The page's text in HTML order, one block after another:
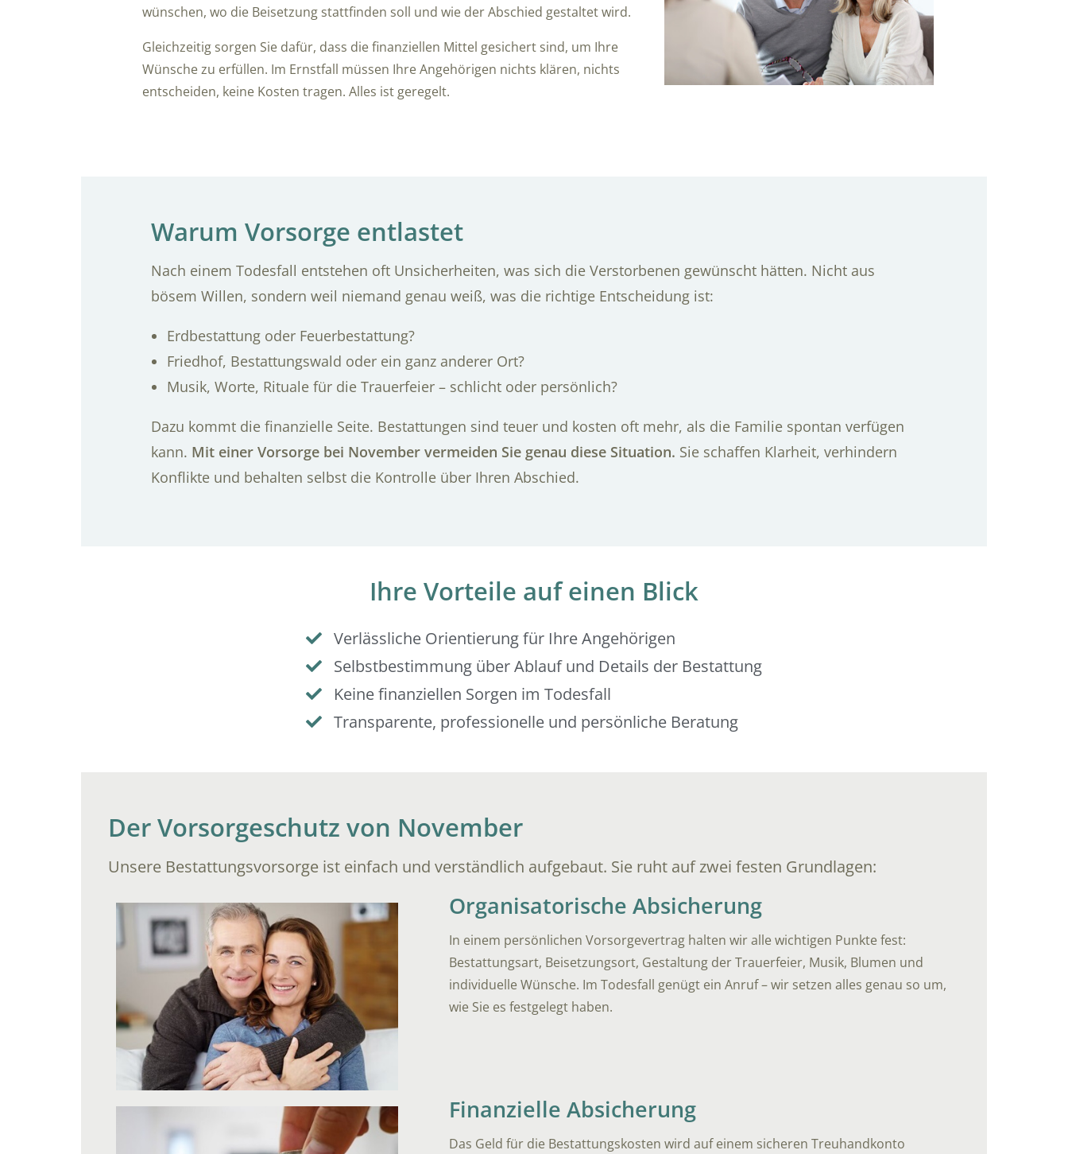
wünschen, wo die Beisetzung stattfinden soll und wie der Abschied gestaltet wird.
Gleichzeitig sorgen Sie dafür, dass die finanziellen Mittel gesichert sind, um Ihre
Wünsche zu erfüllen. Im Ernstfall müssen Ihre Angehörigen nichts klären, nichts
entscheiden, keine Kosten tragen. Alles ist geregelt.
Warum Vorsorge entlastet
Nach einem Todesfall entstehen oft Unsicherheiten, was sich die Verstorbenen gewünscht hätten. Nicht aus
bösem Willen, sondern weil niemand genau weiß, was die richtige Entscheidung ist:
Erdbestattung oder Feuerbestattung?
Friedhof, Bestattungswald oder ein ganz anderer Ort?
Musik, Worte, Rituale für die Trauerfeier – schlicht oder persönlich?
Dazu kommt die finanzielle Seite. Bestattungen sind teuer und kosten oft mehr, als die Familie spontan verfügen
kann. Mit einer Vorsorge bei November vermeiden Sie genau diese Situation. Sie schaffen Klarheit, verhindern
Konflikte und behalten selbst die Kontrolle über Ihren Abschied.
Ihre Vorteile auf einen Blick
Verlässliche Orientierung für Ihre Angehörigen
Selbstbestimmung über Ablauf und Details der Bestattung
Keine finanziellen Sorgen im Todesfall
Transparente, professionelle und persönliche Beratung
Der Vorsorgeschutz von November
Unsere Bestattungsvorsorge ist einfach und verständlich aufgebaut. Sie ruht auf zwei festen Grundlagen:
Organisatorische Absicherung
In einem persönlichen Vorsorgevertrag halten wir alle wichtigen Punkte fest:
Bestattungsart, Beisetzungsort, Gestaltung der Trauerfeier, Musik, Blumen und
individuelle Wünsche. Im Todesfall genügt ein Anruf – wir setzen alles genau so um,
wie Sie es festgelegt haben.
Finanzielle Absicherung
Das Geld für die Bestattungskosten wird auf einem sicheren Treuhandkonto